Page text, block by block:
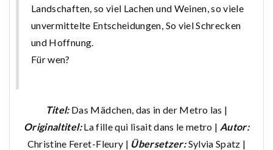
Landschaften, so viel Lachen und Weinen, so viele
unvermittelte Entscheidungen, So viel Schrecken
und Hoffnung.
Für wen?
Titel: Das Mädchen, das in der Metro las |
Originaltitel:La fille qui lisait dans le metro | Autor:
Christine Feret-Fleury | Übersetzer:Sylvia Spatz |